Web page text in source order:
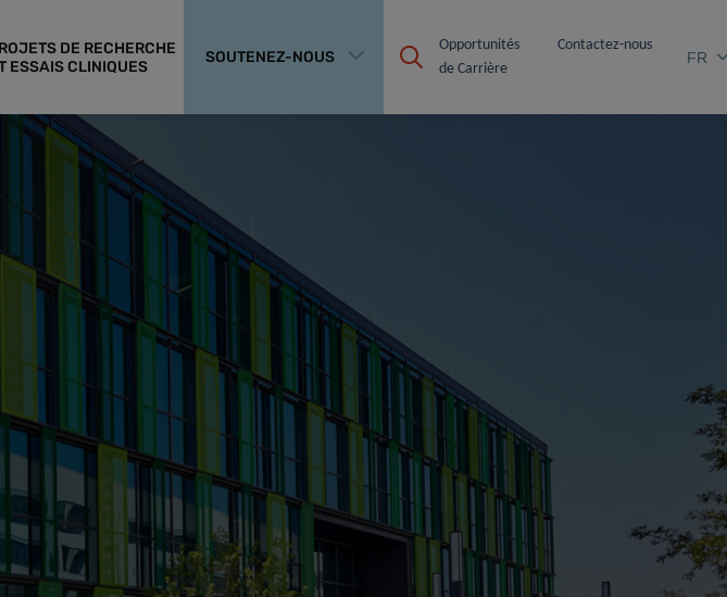
DE RECHERCHE
ESSAIS CLINIQUES
SOUTENEZ-NOUS
Opportunités
de Carrière
Contactez-nous
FR